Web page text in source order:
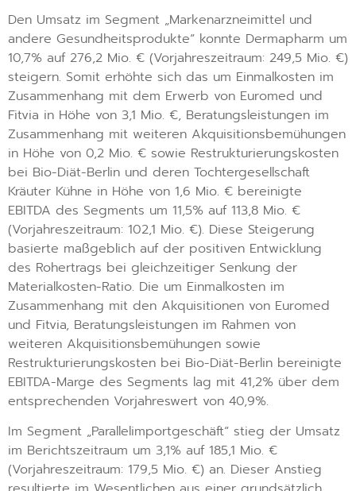
Den Umsatz im Segment „Markenarzneimittel und
andere Gesundheitsprodukte“ konnte Dermapharm um
10,7% auf 276,2 Mio. € (Vorjahreszeitraum: 249,5 Mio. €)
steigern. Somit erhöhte sich das um Einmalkosten im
Zusammenhang mit dem Erwerb von Euromed und
Fitvia in Höhe von 3,1 Mio. €, Beratungsleistungen im
Zusammenhang mit weiteren Akquisitionsbemühungen
in Höhe von 0,2 Mio. € sowie Restrukturierungskosten
bei Bio-Diät-Berlin und deren Tochtergesellschaft
Kräuter Kühne in Höhe von 1,6 Mio. € bereinigte
EBITDA des Segments um 11,5% auf 113,8 Mio. €
(Vorjahreszeitraum: 102,1 Mio. €). Diese Steigerung
basierte maßgeblich auf der positiven Entwicklung
des Rohertrags bei gleichzeitiger Senkung der
Materialkosten-Ratio. Die um Einmalkosten im
Zusammenhang mit den Akquisitionen von Euromed
und Fitvia, Beratungsleistungen im Rahmen von
weiteren Akquisitionsbemühungen sowie
Restrukturierungskosten bei Bio-Diät-Berlin bereinigte
EBITDA-Marge des Segments lag mit 41,2% über dem
entsprechenden Vorjahreswert von 40,9%.
Im Segment „Parallelimportgeschäft“ stieg der Umsatz
im Berichtszeitraum um 3,1% auf 185,1 Mio. €
(Vorjahreszeitraum: 179,5 Mio. €) an. Dieser Anstieg